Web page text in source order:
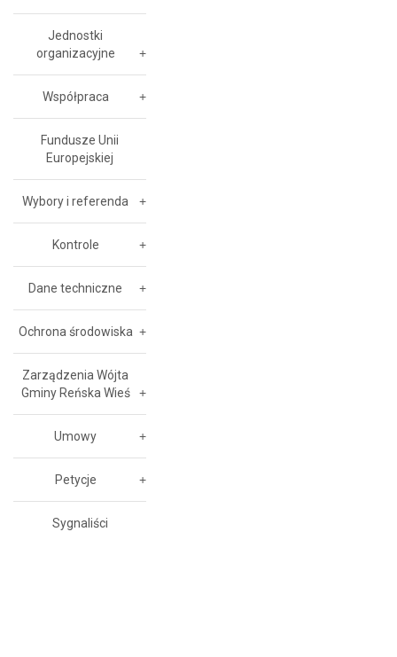
Jednostki
organizacyjne
Współpraca
Fundusze Unii
Europejskiej
Wybory i referenda
Kontrole
Dane techniczne
Ochrona środowiska
Zarządzenia Wójta
Gminy Reńska Wieś
Umowy
Petycje
Sygnaliści